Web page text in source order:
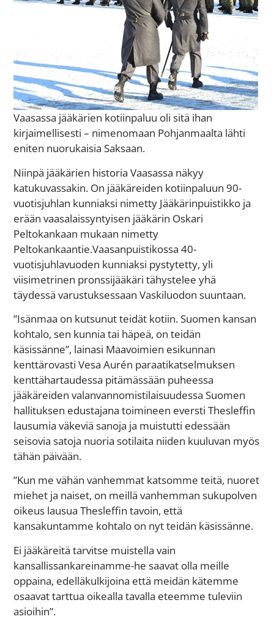
Vaasassa jääkärien kotiinpaluu oli sitä ihan
kirjaimellisesti – nimenomaan Pohjanmaalta lähti
eniten nuorukaisia Saksaan.
Niinpä jääkärien historia Vaasassa näkyy
katukuvassakin. On jääkäreiden kotiinpaluun 90-
vuotisjuhlan kunniaksi nimetty Jääkärinpuistikko ja
erään vaasalaissyntyisen jääkärin Oskari
Peltokankaan mukaan nimetty
Peltokankaantie.Vaasanpuistikossa 40-
vuotisjuhlavuoden kunniaksi pystytetty, yli
viisimetrinen pronssijääkäri tähystelee yhä
täydessä varustuksessaan Vaskiluodon suuntaan.
”Isänmaa on kutsunut teidät kotiin. Suomen kansan
kohtalo, sen kunnia tai häpeä, on teidän
käsissänne”, lainasi Maavoimien esikunnan
kenttärovasti Vesa Aurén paraatikatselmuksen
kenttähartaudessa pitämässään puheessa
jääkäreiden valanvannomistilaisuudessa Suomen
hallituksen edustajana toimineen eversti Thesleffin
lausumia väkeviä sanoja ja muistutti edessään
seisovia satoja nuoria sotilaita niiden kuuluvan myös
tähän päivään.
”Kun me vähän vanhemmat katsomme teitä, nuoret
miehet ja naiset, on meillä vanhemman sukupolven
oikeus lausua Thesleffin tavoin, että
kansakuntamme kohtalo on nyt teidän käsissänne.
Ei jääkäreitä tarvitse muistella vain
kansallissankareinamme-he saavat olla meille
oppaina, edelläkulkijoina että meidän kätemme
osaavat tarttua oikealla tavalla eteemme tuleviin
asioihin”.